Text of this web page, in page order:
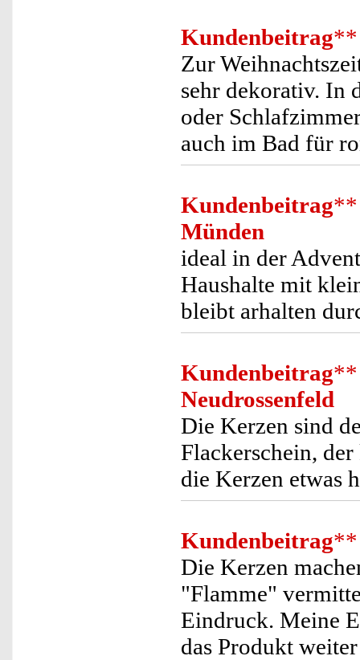
Kundenbeitrag**
Zur
sehr dekorativ. In
oder
auch im Bad für
Kundenbeitrag**
Münden
ideal in der
Haushalte mit
bleibt arhalten
Kundenbeitrag**
Neudrossenfeld
Die Kerzen sind
Flackerschein,
die Kerzen etwas
Kundenbeitrag**
Die Kerzen
"Flamme"
Eindruck. Meine
das Produkt